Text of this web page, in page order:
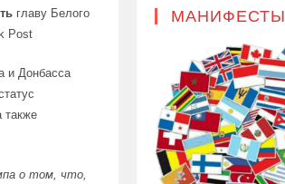
главу Белого
Post
и Донбасса
также
о том, что,
МАНИФЕСТЫ